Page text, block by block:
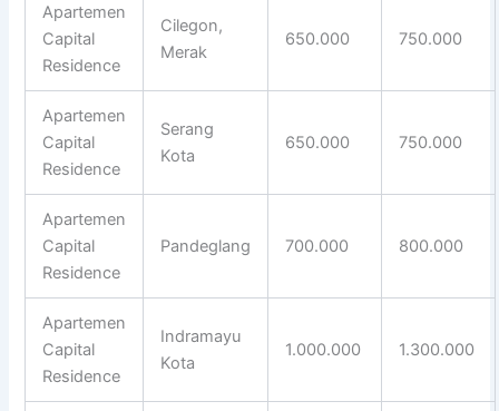
Apartemen
Capital
Residence
Cilegon,
Merak
650.000 750.000
Apartemen
Capital
Residence
Serang
Kota
650.000 750.000
Apartemen
Capital
Residence
Pandeglang 700.000 800.000
Apartemen
Capital
Residence
Indramayu
Kota
1.000.000 1.300.000